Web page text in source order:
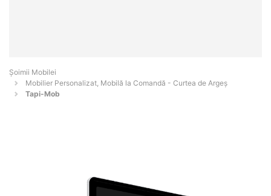
Șoimii Mobilei
Mobilier Personalizat, Mobilă la Comandă - Curtea de Argeş
Tapi-Mob